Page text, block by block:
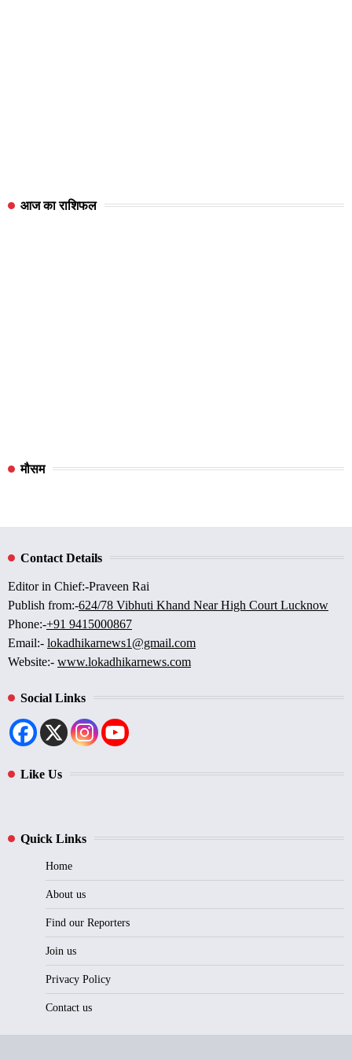
आज का राशिफल
मौसम
Contact Details
Editor in Chief:-Praveen Rai
Publish from:-624/78 Vibhuti Khand Near High Court Lucknow
Phone:-+91 9415000867
Email:- lokadhikarnews1@gmail.com
Website:- www.lokadhikarnews.com
Social Links
Like Us
Quick Links
Home
About us
Find our Reporters
Join us
Privacy Policy
Contact us